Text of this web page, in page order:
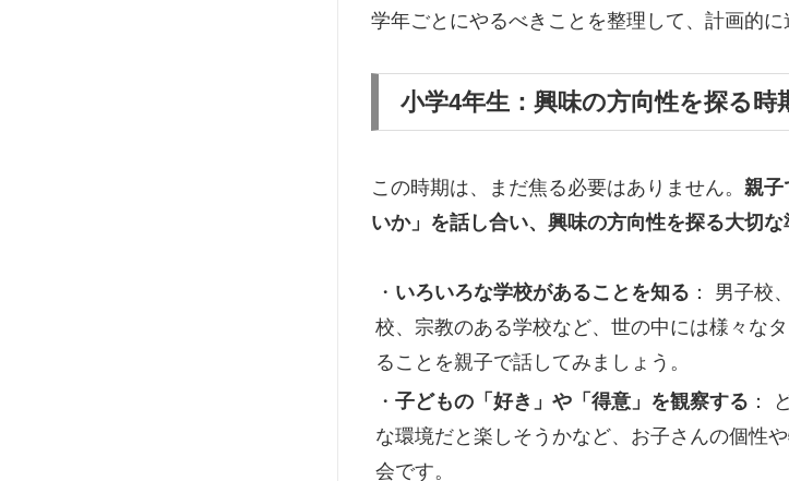
学年ごとにやるべきことを整理して、計画的に
小学4年生：興味の方向性を探る時
この時期は、まだ焦る必要はありません。 親子
いか」を話し合い、興味の方向性を探る大切な
・ いろいろな学校があることを知る ： 男子校
校、宗教のある学校など、世の中には様々な
ることを親子で話してみましょう。
・ 子どもの「好き」や「得意」を観察する ：
な環境だと楽しそうかなど、お子さんの個性
会です。